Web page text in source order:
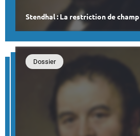
Stendhal : La restriction de champ
Dossier